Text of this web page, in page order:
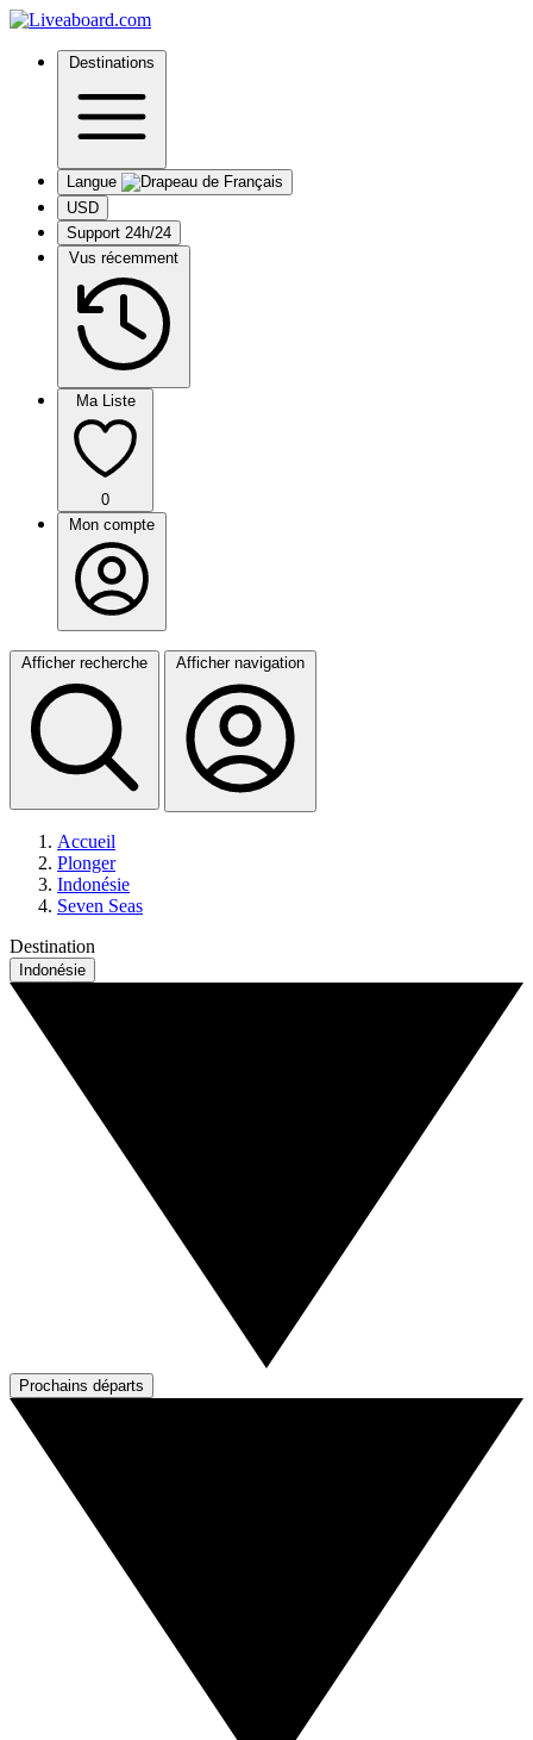
Destinations
Langue
USD
Support 24h/24
Vus récemment
Ma Liste
0
Mon compte
Afficher recherche Afficher navigation
Accueil
Plonger
Indonésie
Seven Seas
Destination
Indonésie
Prochains départs